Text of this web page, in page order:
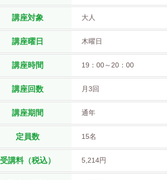
講座対象 大人
講座曜日 木曜日
講座時間 19：00～20：00
講座回数 月3回
講座期間 通年
定員数 15名
受講料（税込） 5,214円